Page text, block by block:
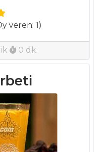
veren: 1)
0 dk.